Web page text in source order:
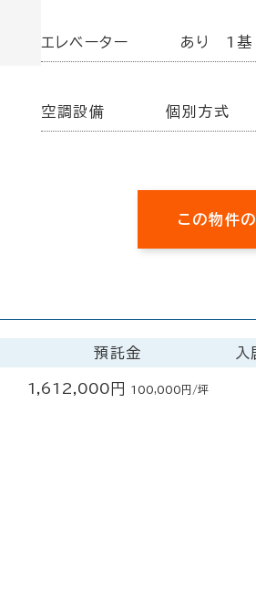
エレベーター あり 1基
空調設備 個別方式
この物件
預託金 入
1,612,000円 100,000円/坪